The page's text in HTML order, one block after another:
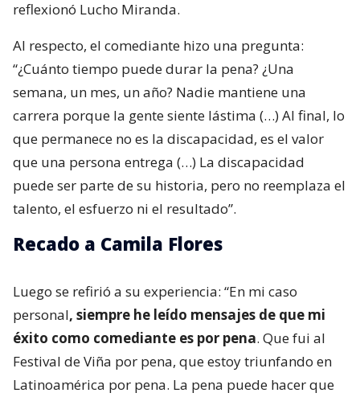
reflexionó Lucho Miranda.
Al respecto, el comediante hizo una pregunta:
“¿Cuánto tiempo puede durar la pena? ¿Una
semana, un mes, un año? Nadie mantiene una
carrera porque la gente siente lástima (…) Al final, lo
que permanece no es la discapacidad, es el valor
que una persona entrega (…) La discapacidad
puede ser parte de su historia, pero no reemplaza el
talento, el esfuerzo ni el resultado”.
Recado a Camila Flores
Luego se refirió a su experiencia: “En mi caso
personal, siempre he leído mensajes de que mi
éxito como comediante es por pena. Que fui al
Festival de Viña por pena, que estoy triunfando en
Latinoamérica por pena. La pena puede hacer que